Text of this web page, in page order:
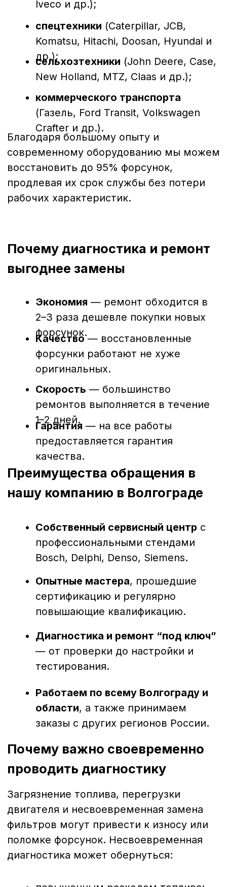
Преимущества обращения в
нашу компанию в Волгограде
Собственный сервисный центр
профессиональными стендами
Bosch, Delphi, Denso, Siemens.
сертификацию и регулярно
повышающие квалификацию.
Диагностика и ремонт “под ключ”
— от проверки до настройки и
тестирования.
Работаем по всему Волгограду и
области, а также принимаем
Загрязнение топлива, перегрузки
двигателя и несвоевременная замена
фильтров могут привести к износу или
поломке форсунок. Несвоевременная
повышенным расходом топлива;
потерей мощности;
нестабильной работой двигателя;
будущем.
Регулярная проверка состояния
проблемы и поддерживать технику в
идеальном рабочем состоянии.
Заключение
Диагностика и ремонт форсунок в
Волгограде — это надежный способ
продлить срок службы дизельной
техники и сохранить её мощность.
Своевременное обращение к
стабильную работу двигателя.
Наш сервис поможет вашей технике
работать без перебоев — быстро, точно